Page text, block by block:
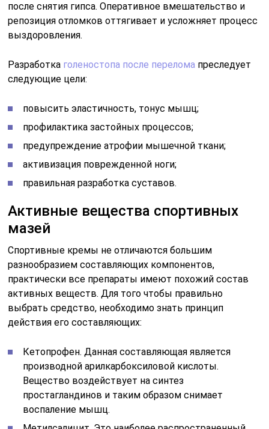
после снятия гипса. Оперативное вмешательство и
репозиция отломков оттягивает и усложняет процесс
выздоровления.
Разработка голеностопа после перелома преследует
следующие цели:
повысить эластичность, тонус мышц;
профилактика застойных процессов;
предупреждение атрофии мышечной ткани;
активизация поврежденной ноги;
правильная разработка суставов.
Активные вещества спортивных
мазей
Спортивные кремы не отличаются большим
разнообразием составляющих компонентов,
практически все препараты имеют похожий состав
активных веществ. Для того чтобы правильно
выбрать средство, необходимо знать принцип
действия его составляющих:
Кетопрофен. Данная составляющая является
производной арилкарбоксиловой кислоты.
Вещество воздействует на синтез
простагландинов и таким образом снимает
воспаление мышц.